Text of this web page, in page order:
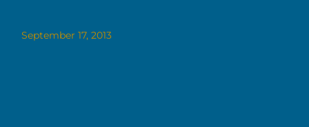
September 17, 2013